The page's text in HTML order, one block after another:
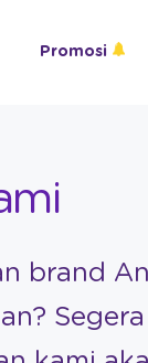
Promosi
brand